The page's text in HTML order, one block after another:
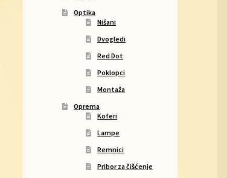
Optika
Nišani
Dvogledi
Red Dot
Poklopci
Montaža
Oprema
Koferi
Lampe
Remnici
Pribor za čišćenje